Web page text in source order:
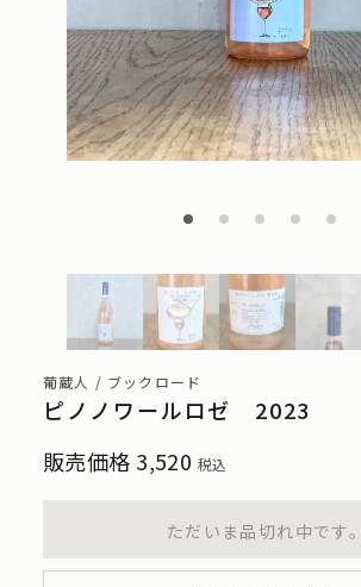
葡蔵人 / ブックロード
ピノノワールロゼ 2023
販売価格 3,520 税込
ただいま品切れ中です。